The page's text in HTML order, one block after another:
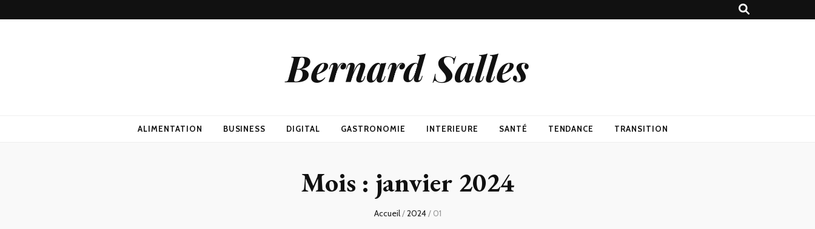
Bernard Salles
ALIMENTATION BUSINESS DIGITAL GASTRONOMIE INTERIEURE SANTÉ TENDANCE TRANSITION
Mois : janvier 2024
Accueil/2024/ 01